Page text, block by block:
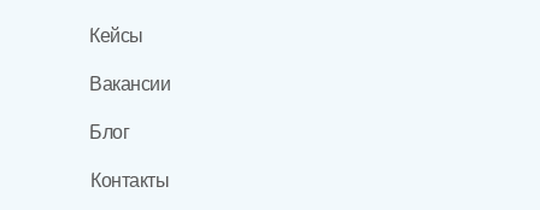
Кейсы
Вакансии
Блог
Контакты